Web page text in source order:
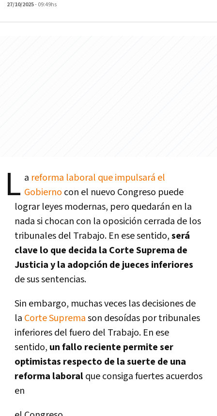
27/10/2025- 09:49hs
L a reforma laboral que impulsará el
Gobierno con el nuevo Congreso puede
lograr leyes modernas, pero quedarán en la
nada si chocan con la oposición cerrada de los
tribunales del Trabajo. En ese sentido,será
clave lo que decida la Corte Suprema de
Justicia y la adopción de jueces inferiores
de sus sentencias.
Sin embargo, muchas veces las decisiones de
la Corte Supremason desoídas por tribunales
inferiores del fuero del Trabajo. En ese
sentido, un fallo reciente permite ser
optimistas respecto de la suerte de una
reforma laboralque consiga fuertes acuerdos
en